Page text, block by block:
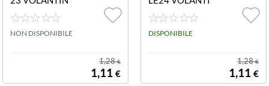
O NATALE 23
NON DISPONIBILE
1,28€
1,11 €
NO NATALE 20
24
DISPONIBILE
1,28€
1,11 €